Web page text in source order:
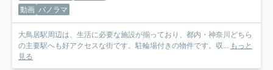
動画 パノラマ
大鳥居駅周辺は、生活に必要な施設が揃っており、都内・神奈川どちら
の主要駅へも好アクセスな街です。駐輪場付きの物件です。収...
もっと
見る